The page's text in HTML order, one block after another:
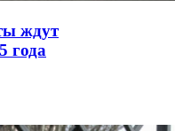
ждут
года